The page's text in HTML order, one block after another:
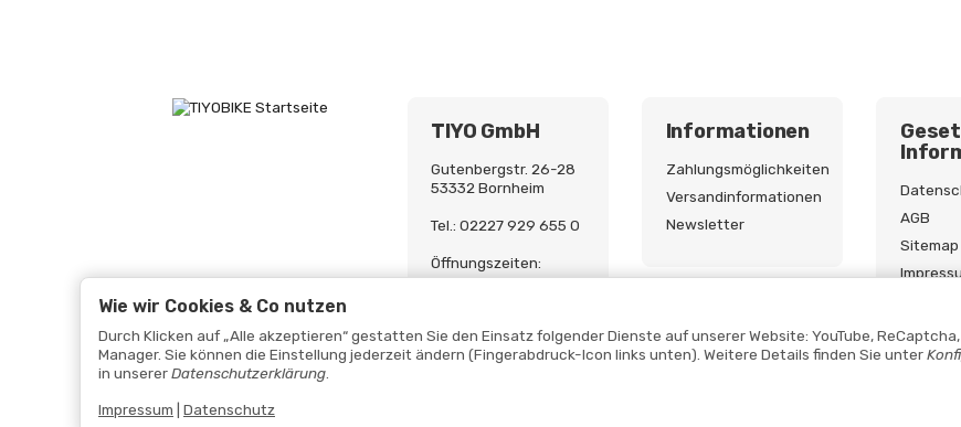
TIYO GmbH
Gutenbergstr. 26-28
53332 Bornheim
Tel.: 02227 929 655 0
Öffnungszeiten:
Mo-Fr. 09:00 - 17:00
Informationen
Zahlungsmöglichkeiten
Versandinformationen
Newsletter
AGB
Sitemap
Wie wir Cookies & Co nutzen
Durch Klicken auf „Alle akzeptieren“ gestatten Sie den Einsatz folgender Dienste auf unserer Website: YouTube, ReCaptcha,
Manager. Sie können die Einstellung jederzeit ändern (Fingerabdruck-Icon links unten). Weitere Details finden Sie unter
in unsererDatenschutzerklärung
Impressum Datenschutz